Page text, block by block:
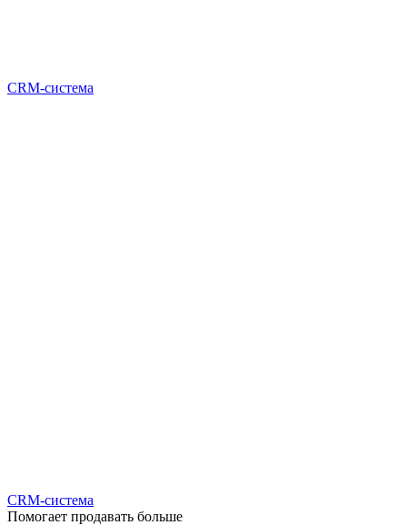
CRM-система
CRM-система
Помогает продавать больше